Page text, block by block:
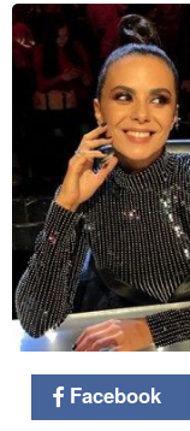
Facebook